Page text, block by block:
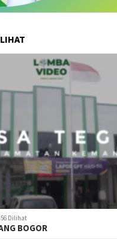
Dilihat
BOGOR